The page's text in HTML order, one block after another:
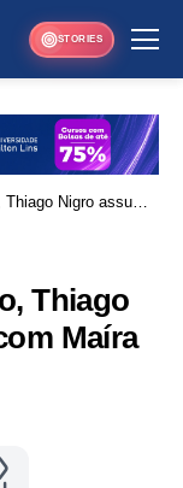
STORIES
Nigro assume
Thiago
Maíra